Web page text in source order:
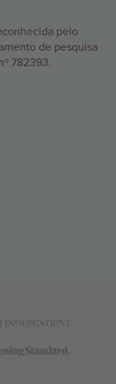
pelo
de pesquisa
782393.